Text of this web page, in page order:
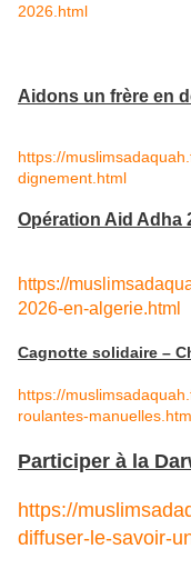
2026.html
Aidons un frère en
https://
dignement.html
Opération Aid Adha
https://
2026-en-algerie.html
Cagnotte solidaire –
https://
roulantes-
Participer à la
https://
diffuser-le-savoir-